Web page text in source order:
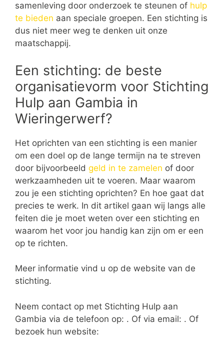
samenleving door onderzoek te steunen of hulp
te bieden aan speciale groepen. Een stichting is
dus niet meer weg te denken uit onze
maatschappij.
Een stichting: de beste
organisatievorm voor Stichting
Hulp aan Gambia in
Wieringerwerf?
Het oprichten van een stichting is een manier
om een doel op de lange termijn na te streven
door bijvoorbeeld geld in te zamelen of door
werkzaamheden uit te voeren. Maar waarom
zou je een stichting oprichten? En hoe gaat dat
precies te werk. In dit artikel gaan wij langs alle
feiten die je moet weten over een stichting en
waarom het voor jou handig kan zijn om er een
op te richten.
Meer informatie vind u op de website van de
stichting.
Neem contact op met Stichting Hulp aan
Gambia via de telefoon op: . Of via email: . Of
bezoek hun website: